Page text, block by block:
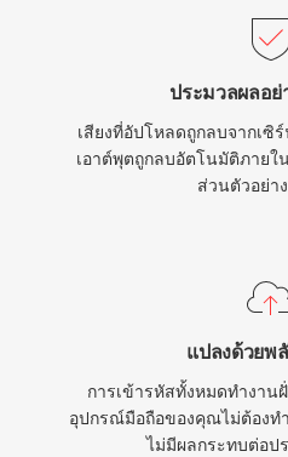
ประมวลผลอ
เสียงที่อัปโหลดถูกลบจากเซิ
เอาต์พุตถูกลบอัตโนมัติภายใ
ส่วนตัวอย่า
แปลงด้วยพ
การเข้ารหัสทั้งหมดทำงาน
อุปกรณ์มือถือของคุณไม่ต้องท
ไม่มีผลกระทบต่อป